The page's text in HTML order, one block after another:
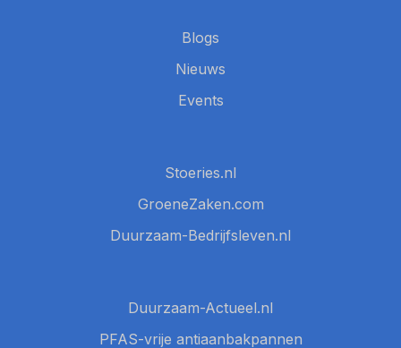
Blogs
Nieuws
Events
Stoeries.nl
GroeneZaken.com
Duurzaam-Bedrijfsleven.nl
Duurzaam-Actueel.nl
PFAS-vrije antiaanbakpannen